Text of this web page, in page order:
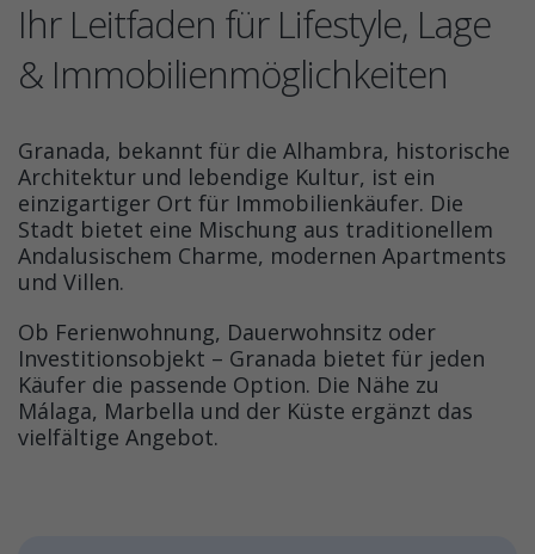
Ihr Leitfaden für Lifestyle, Lage
& Immobilienmöglichkeiten
Granada, bekannt für die Alhambra, historische
Architektur und lebendige Kultur, ist ein
einzigartiger Ort für Immobilienkäufer. Die
Stadt bietet eine Mischung aus traditionellem
Andalusischem Charme, modernen Apartments
und Villen.
Ob Ferienwohnung, Dauerwohnsitz oder
Investitionsobjekt – Granada bietet für jeden
Käufer die passende Option. Die Nähe zu
Málaga, Marbella und der Küste ergänzt das
vielfältige Angebot.